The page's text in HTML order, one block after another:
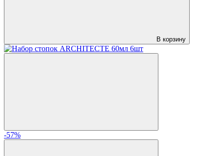
В корзину
-57%